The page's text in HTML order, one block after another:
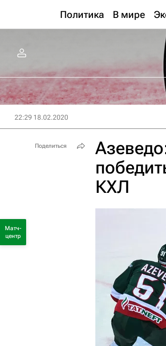
Политика В мире
22:29 18.02.2020
КХЛ
Поделиться
Матч-
центр